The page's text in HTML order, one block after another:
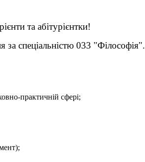
та абітурієнтки!
за спеціальністю 033 "Філософія".
практичній сфері;